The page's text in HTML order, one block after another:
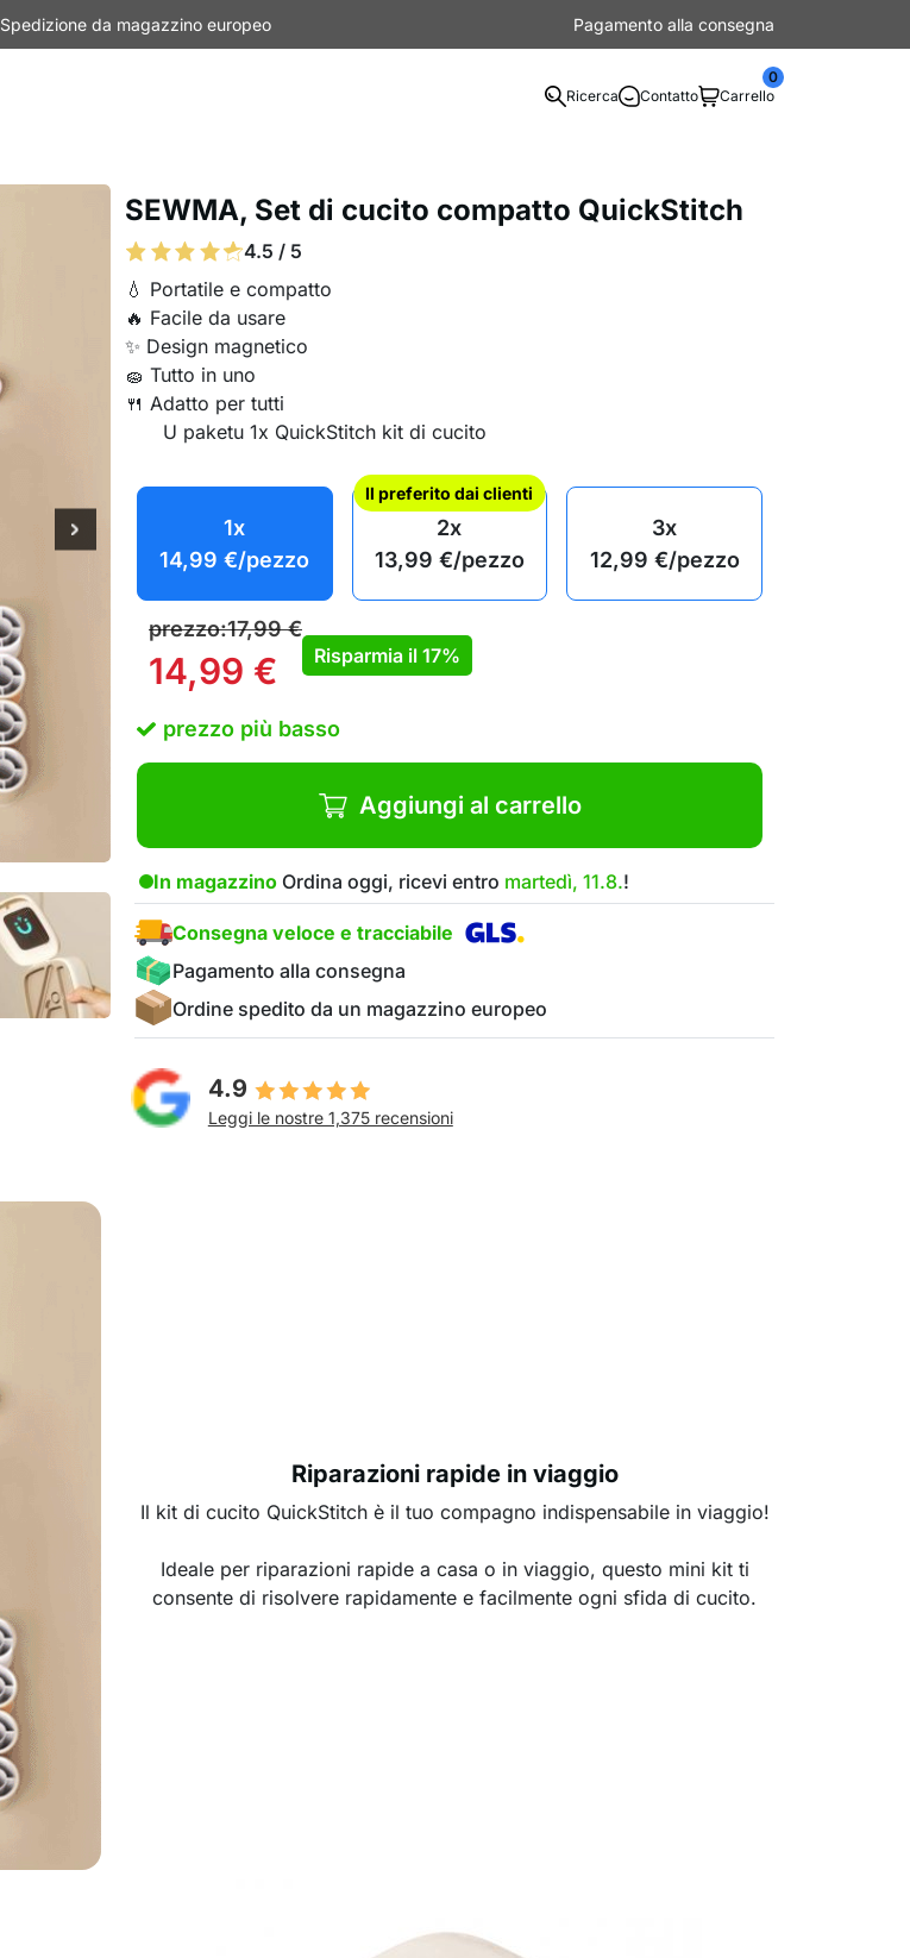
Spedizione da magazzino europeo Pagamento alla consegna
Ricerca Contatto Carrello
0
SEWMA, Set di cucito compatto QuickStitch
4.5 / 5
💧 Portatile e compatto
🔥 Facile da usare
✨ Design magnetico
🧽 Tutto in uno
🍴 Adatto per tutti
U paketu 1x QuickStitch kit di cucito
1x
14,99€/pezzo
Il preferito dai clienti
2x
13,99 €/pezzo
3x
12,99 €/pezzo
prezzo:17,99€
14,99 € Risparmia il 17%
prezzo più basso
Aggiungi al carrello
In magazzino Ordina oggi, ricevi entro martedì, 11.8.!
Consegna veloce e tracciabile
Pagamento alla consegna
Ordine spedito da un magazzino europeo
4.9
Leggi le nostre 1,375 recensioni
Riparazioni rapide in viaggio
Il kit di cucito QuickStitch è il tuo compagno indispensabile in viaggio!
Ideale per riparazioni rapide a casa o in viaggio, questo mini kit ti
consente di risolvere rapidamente e facilmente ogni sfida di cucito.